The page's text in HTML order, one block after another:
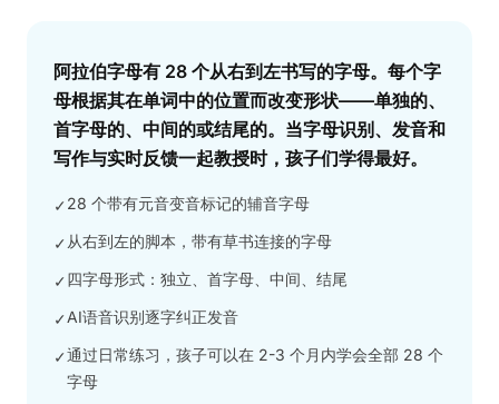
Answer
阿拉伯字母有 28 个从右到左书写的字母。每个字
母根据其在单词中的位置而改变形状——单独的、
首字母的、中间的或结尾的。当字母识别、发音和
写作与实时反馈一起教授时，孩子们学得最好。
✓28 个带有元音变音标记的辅音字母
✓ 从右到左的脚本，带有草书连接的字母
✓四字母形式：独立、首字母、中间、结尾
✓AI语音识别逐字纠正发音
✓通过日常练习，孩子可以在 2-3 个月内学会全部 28 个
字母